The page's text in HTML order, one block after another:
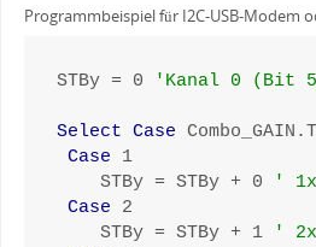
Programmbeispiel für I2C-USB-Modem
STBy = 0 'Kanal 0 (Bit
Select Case
Case 1
    STBy = STBy + 0
'
Case 2
    STBy = STBy + 1
'